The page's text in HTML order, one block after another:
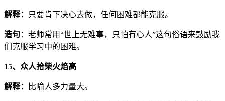
解释： 只要肯下决心去做，任何困难都能克服。
造句：老师常用“世上无难事，只怕有心人”这句俗语来鼓励我
们克服学习中的困难。
15、众人拾柴火焰高
解释： 比喻人多力量大。